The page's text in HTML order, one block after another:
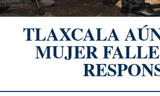
TLAXCALA
MUJER